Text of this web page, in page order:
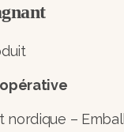
nordique –